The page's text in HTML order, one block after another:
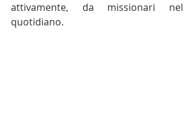
attivamente, da missionari nel
quotidiano.